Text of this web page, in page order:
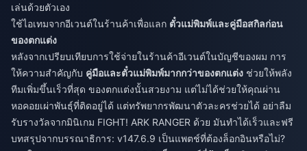
เล่นด้วยตัวเอง
ใช้ไอเทมจากอีเวนต์ในร้านค้าเพื่อแลก ตั๋วแม่พิมพ์และคู่มือสกิลก่อน
ของตกแต่ง
หลังจากเปรียบเทียบการใช้จ่ายในร้านค้าอีเวนต์ในบัญชีของผม การ
ให้ความสำคัญกับ คู่มือและตั๋วแม่พิมพ์มากกว่าของตกแต่ง ช่วยให้พลัง
ทีมเพิ่มขึ้นเร็วที่สุด ของตกแต่งนั้นสวยงาม แต่ไม่ได้ช่วยให้คุณผ่าน
หอคอยเผ่าพันธุ์ที่ติดอยู่ได้ แต่ทรัพยากรพัฒนาตัวละครช่วยได้ อย่าลืม
รับรางวัลจากมินิเกม FIGHT! ARK RANGER ด้วย มันทำได้เร็วและฟรี
บทสรุปจากบรรณาธิการ: v147.6.9 เป็นแพตช์ที่ต้องล็อกอินหรือไม่?